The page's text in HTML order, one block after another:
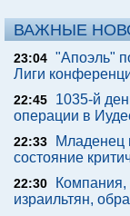
ВАЖНЫЕ
23:04 "Апоэль"
Лиги
22:45
1035-й
операции в
22:33
Младенец
состояние
22:30
израильтян,